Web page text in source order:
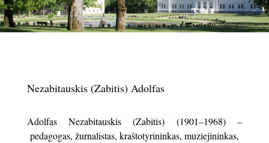
Nezabitauskis (Zabitis) Adolfas
Adolfas Nezabitauskis (Zabitis) (1901–1968) –
pedagogas, žurnalistas, kraštotyrininkas, muziejininkas,